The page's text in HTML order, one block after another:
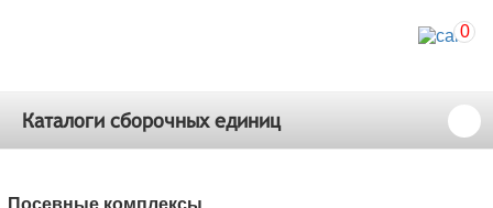
0
Каталоги сборочных единиц
Посевные комплексы